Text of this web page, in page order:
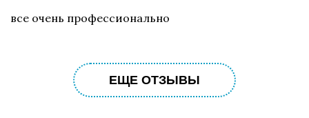
все очень профессионально
ЕЩЕ ОТЗЫВЫ